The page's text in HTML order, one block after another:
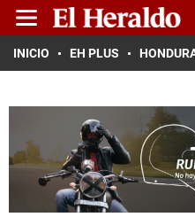
INICIO EH PLUS